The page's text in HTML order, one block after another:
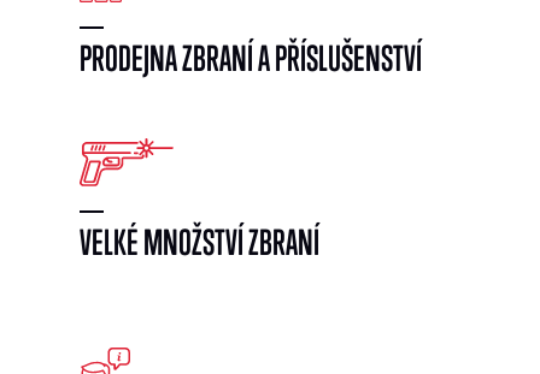
PRODEJNA ZBRANÍ A PŘÍSLUŠENSTVÍ
VELKÉ MNOŽSTVÍ ZBRANÍ